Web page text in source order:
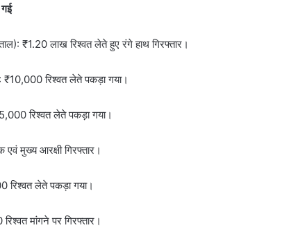
₹1.20 लाख रिश्वत लेते हुए रंगे हाथ गिरफ्तार।
₹10,000 रिश्वत लेते पकड़ा गया।
रिश्वत लेते पकड़ा गया।
एवं मुख्य आरक्षी गिरफ्तार।
रिश्वत लेते पकड़ा गया।
मांगने पर गिरफ्तार।